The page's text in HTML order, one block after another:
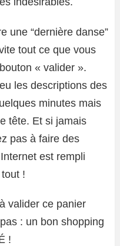
une “dernière danse”
tout ce que vous
« valider ».
les descriptions des
minutes mais
tête. Et si jamais
pas à faire des
est rempli
!
valider ce panier
: un bon shopping
!